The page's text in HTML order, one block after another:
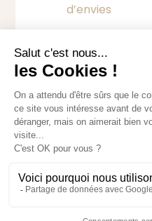
d’envies
[instagram-feed]
lilybeecreative.com -